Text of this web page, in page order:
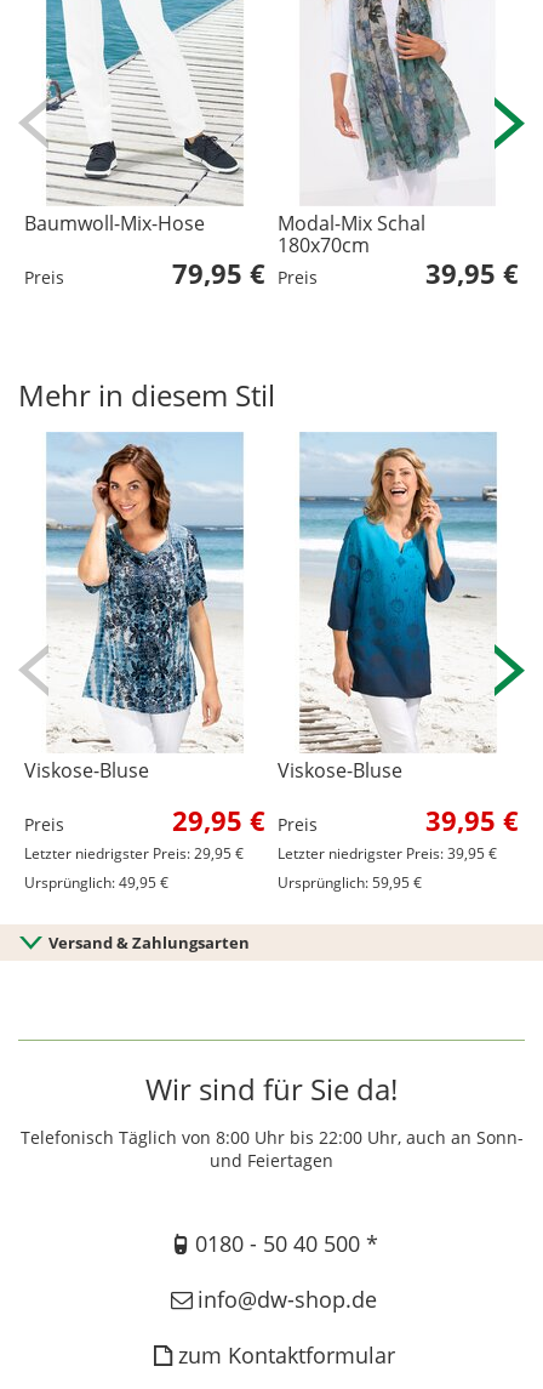
Baumwoll-Mix-Hose
Preis 79,95 €
Modal-Mix Schal
180x70cm
Preis 39,95 €
Mehr in diesem Stil
Viskose-Bluse
Preis 29,95 €
Letzter niedrigster Preis: 29,95 €
Ursprünglich: 49,95 €
Viskose-Bluse
Preis 39,95 €
Letzter niedrigster Preis: 39,95 €
Ursprünglich: 59,95 €
Versand & Zahlungsarten
Wir sind für Sie da!
Telefonisch Täglich von 8:00 Uhr bis 22:00 Uhr, auch an Sonn-
und Feiertagen
0180 - 50 40 500 *
info@dw-shop.de
zum Kontaktformular